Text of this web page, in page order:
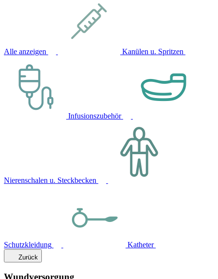
Alle anzeigen Kanülen u. Spritzen
Infusionszubehör
Nierenschalen u. Steckbecken
Schutzkleidung Katheter
Zurück
Wundversorgung